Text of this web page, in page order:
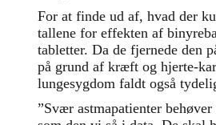
For at finde ud af, hvad der
tallene for effekten af
tabletter. Da de fjernede den
på grund af kræft og hjerte-
lungesygdom faldt også
”Svær astmapatienter